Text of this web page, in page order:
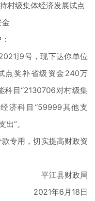
村级集体经济发展试点
号，现下达你单位
点奖补省级资金240万
科目“2130706对村级集
济科目“59999其他支
”。
专用，切实提高财政资
平江县财政局
2021年6月18日